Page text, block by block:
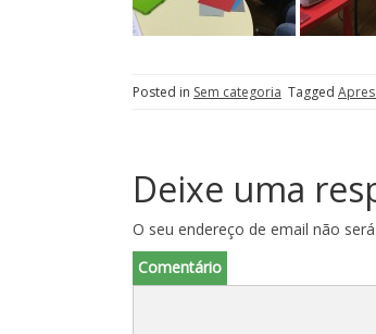
Posted in Sem categoria Tagged
Deixe uma
O seu endereço de email não
Comentário